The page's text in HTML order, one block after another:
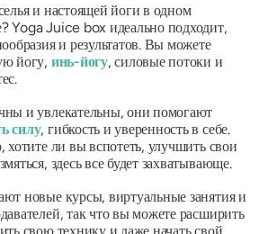
и настоящей йоги в одном
Yoga Juice box идеально подходит,
и результатов. Вы можете
йогу, инь-йогу, силовые потоки и
и увлекательны, они помогают
силу, гибкость и уверенность в себе.
хотите ли вы вспотеть, улучшить свои
здесь все будет захватывающе.
новые курсы, виртуальные занятия и
так что вы можете расширить
свою технику и даже начать свой